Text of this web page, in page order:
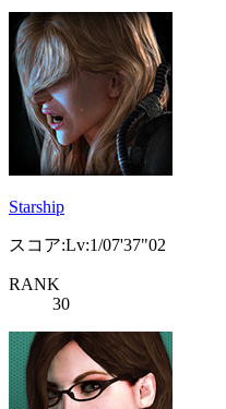
Starship
スコア:Lv:1/07'37"02
RANK
30